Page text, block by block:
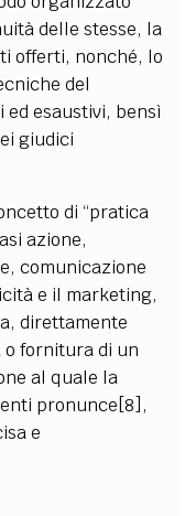
delle stesse, la
offerti, nonché, lo
del
esaustivi, bensì
giudici
di “pratica
azione,
comunicazione
e il marketing,
direttamente
o fornitura di un
al quale la
pronunce[8],
e